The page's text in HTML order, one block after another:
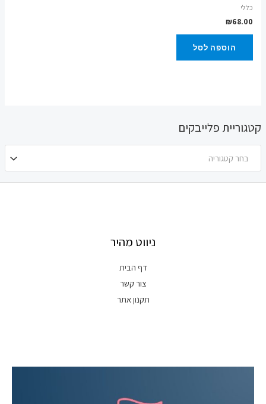
קטגוריית פלייבקים
בחר קטגוריה
כללי
₪68.00
הוספה לסל
ניווט מהיר
דף הבית
צור קשר
תקנון אתר